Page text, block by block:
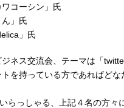
ワコーシン」氏
ん」氏
」氏
ネス交流会、テーマは「
を持っている方であればどな
らっしゃる、上記４名の方々